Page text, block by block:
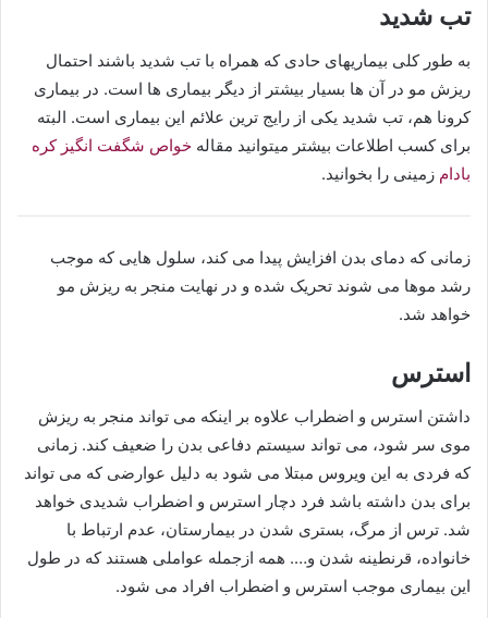
تب شدید
به طور کلی بیماریهای حادی که همراه با تب شدید باشند احتمال
ریزش مو در آن ها بسیار بیشتر از دیگر بیماری ها است. در بیماری
کرونا هم، تب شدید یکی از رایج ترین علائم این بیماری است. البته
برای کسب اطلاعات بیشتر میتوانید مقاله خواص شگفت انگیز کره
بادام زمینی را بخوانید.
زمانی که دمای بدن افزایش پیدا می کند، سلول هایی که موجب
رشد موها می شوند تحریک شده و در نهایت منجر به ریزش مو
خواهد شد.
استرس
داشتن استرس و اضطراب علاوه بر اینکه می تواند منجر به ریزش
موی سر شود، می تواند سیستم دفاعی بدن را ضعیف کند. زمانی
که فردی به این ویروس مبتلا می شود به دلیل عوارضی که می تواند
برای بدن داشته باشد فرد دچار استرس و اضطراب شدیدی خواهد
شد. ترس از مرگ، بستری شدن در بیمارستان، عدم ارتباط با
خانواده، قرنطینه شدن و…. همه ازجمله عواملی هستند که در طول
این بیماری موجب استرس و اضطراب افراد می شود.